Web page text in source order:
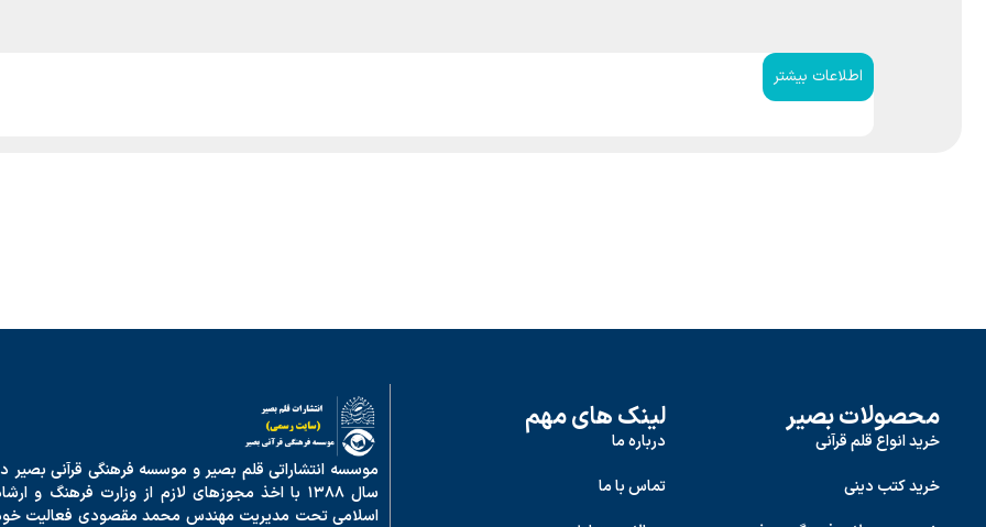
اطلاعات بیشتر
محصولات بصیر
خرید انواع قلم قرآنی
خرید کتب دینی
لینک های مهم
درباره ما
تماس با ما
موسسه انتشاراتی قلم بصیر و موسسه فرهنگی قرآنی بصیر
سال ۱۳۸۸ با اخذ مجوزهای لازم از وزارت فرهنگ و
اسلامی تحت مدیریت مهندس محمد مقصودی فعالیت